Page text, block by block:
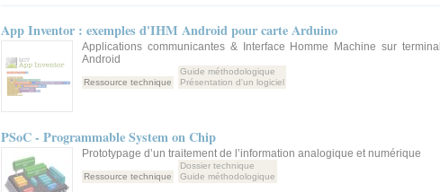
App Inventor : exemples d'IHM Android pour carte Arduino
Applications communicantes & Interface Homme Machine sur terminal
Android
Ressource technique
Guide méthodologique
Présentation d'un logiciel
PSoC - Programmable System on Chip
Prototypage d’un traitement de l’information analogique et numérique
Ressource technique
Dossier technique
Guide méthodologique